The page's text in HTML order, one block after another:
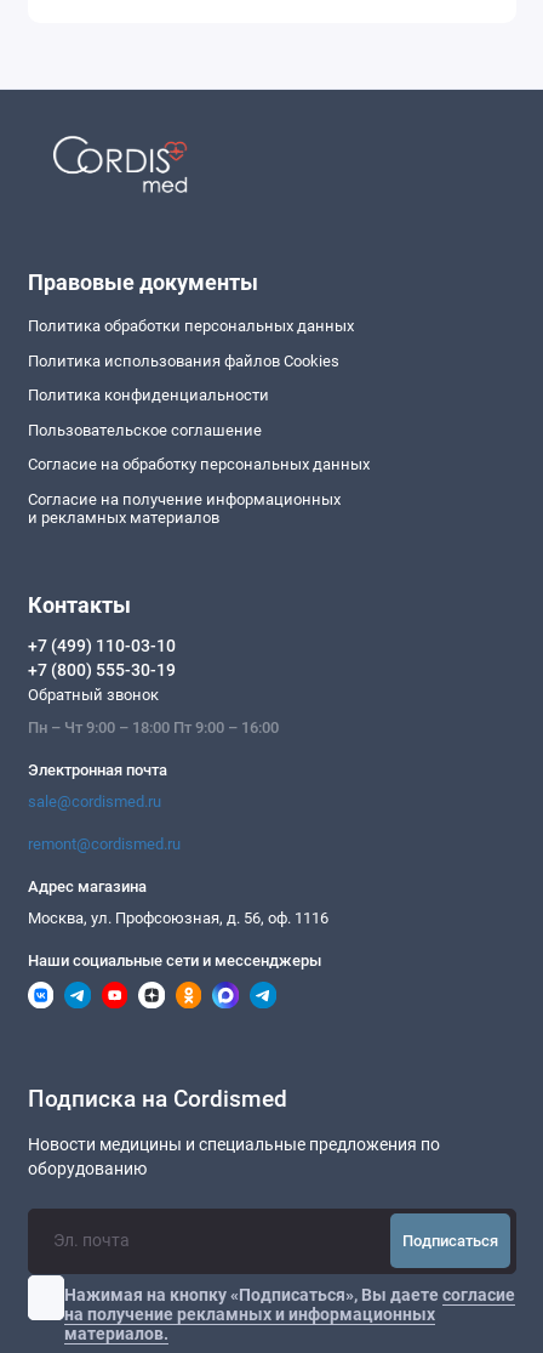
Правовые документы
Политика обработки персональных данных
Политика использования файлов Cookies
Политика конфиденциальности
Пользовательское соглашение
Согласие на обработку персональных данных
Согласие на получение информационных
и рекламных материалов
Контакты
+7 (499) 110-03-10
+7 (800) 555-30-19
Обратный звонок
Пн – Чт 9:00 – 18:00 Пт 9:00 – 16:00
Электронная почта
sale@cordismed.ru
remont@cordismed.ru
Адрес магазина
Москва, ул. Профсоюзная, д. 56, оф. 1116
Наши социальные сети и мессенджеры
Подписка на Cordismed
Новости медицины и специальные предложения по
оборудованию
Подписаться
Нажимая на кнопку «Подписаться», Вы даетесогласие
на получение рекламных и информационных
материалов.